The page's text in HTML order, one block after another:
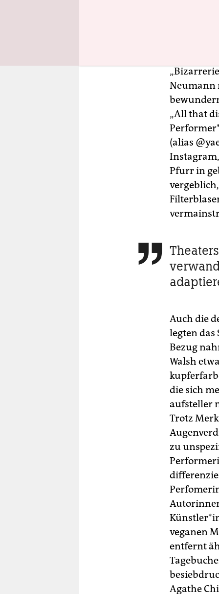
So
Neumann
„All that
(alias
Pfurr in

Auch die
legten das
Bezug
Walsh
die sich
aufsteller
Trotz
zu
veganen
entfernt
Agathe